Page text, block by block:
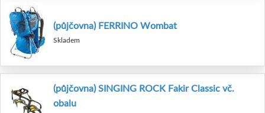
(půjčovna) FERRINO Wombat
Skladem
(půjčovna) SINGING ROCK Fakir Classic vč.
obalu